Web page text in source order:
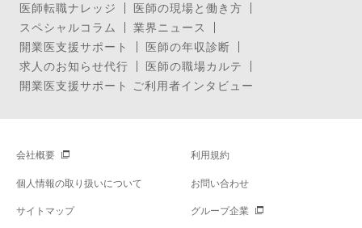
医師転職ナレッジ
医師の現場と働き方
スペシャルコラム
業界ニュース
開業医支援サポート
医師の年収診断
求人のお知らせ代行
医師の職場カルテ
開業医支援サポート ご利用者インタビュー
会社概要 利用規約
個人情報の取り扱いについて お問い合わせ
サイトマップ グループ企業